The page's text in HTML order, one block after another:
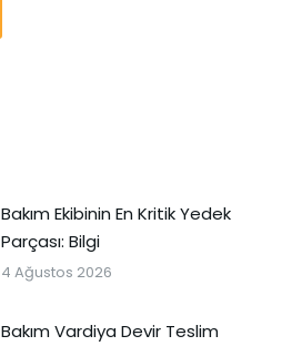
Bakım Ekibinin En Kritik Yedek
Parçası: Bilgi
4 Ağustos 2026
Bakım Vardiya Devir Teslim